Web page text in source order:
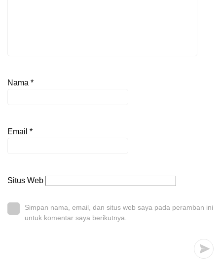
Nama *
Email *
Situs Web
Simpan nama, email, dan situs web saya pada peramban ini
untuk komentar saya berikutnya.